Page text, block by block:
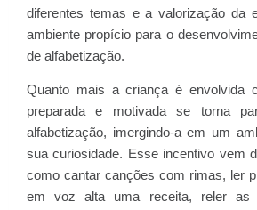
diferentes temas e a valorização da
ambiente propício para o
de alfabetização.
Quanto mais a criança é envolvida
preparada e motivada se torna
alfabetização, imergindo-a em um
sua curiosidade. Esse incentivo vem
como cantar canções com rimas, ler
em voz alta uma receita, reler as